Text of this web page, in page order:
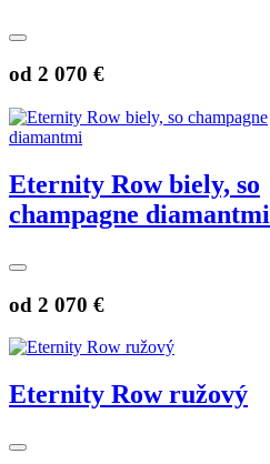
od 2 070 €
Eternity Row biely, so
champagne diamantmi
od 2 070 €
Eternity Row ružový